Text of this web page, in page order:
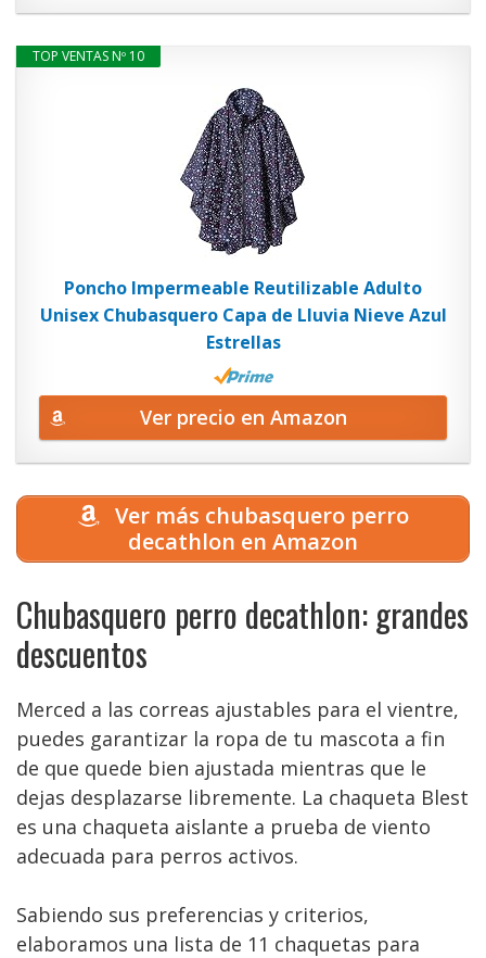
TOP VENTAS Nº 10
Poncho Impermeable Reutilizable Adulto
Unisex Chubasquero Capa de Lluvia Nieve Azul
Estrellas
Ver precio en Amazon
Ver más chubasquero perro
decathlon en Amazon
Chubasquero perro decathlon: grandes
descuentos
Merced a las correas ajustables para el vientre,
puedes garantizar la ropa de tu mascota a fin
de que quede bien ajustada mientras que le
dejas desplazarse libremente. La chaqueta Blest
es una chaqueta aislante a prueba de viento
adecuada para perros activos.
Sabiendo sus preferencias y criterios,
elaboramos una lista de 11 chaquetas para